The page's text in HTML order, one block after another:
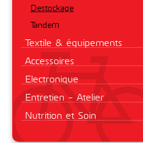
Destockage
Tandem
Textile & équipements
Accessoires
Electronique
Entretien - Atelier
Nutrition et Soin